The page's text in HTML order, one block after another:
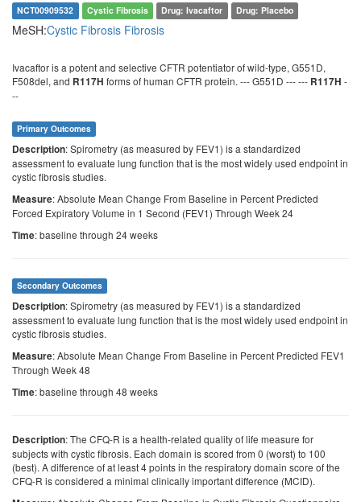
NCT00909532 Cystic Fibrosis Drug: Ivacaftor Drug: Placebo
MeSH:Cystic Fibrosis Fibrosis
Ivacaftor is a potent and selective CFTR potentiator of wild-type, G551D,
F508del, and R117H forms of human CFTR protein. --- G551D --- --- R117H -
--
Primary Outcomes
Description: Spirometry (as measured by FEV1) is a standardized
assessment to evaluate lung function that is the most widely used endpoint in
cystic fibrosis studies.
Measure: Absolute Mean Change From Baseline in Percent Predicted
Forced Expiratory Volume in 1 Second (FEV1) Through Week 24
Time: baseline through 24 weeks
Secondary Outcomes
Description: Spirometry (as measured by FEV1) is a standardized
assessment to evaluate lung function that is the most widely used endpoint in
cystic fibrosis studies.
Measure: Absolute Mean Change From Baseline in Percent Predicted FEV1
Through Week 48
Time: baseline through 48 weeks
Description: The CFQ-R is a health-related quality of life measure for
subjects with cystic fibrosis. Each domain is scored from 0 (worst) to 100
(best). A difference of at least 4 points in the respiratory domain score of the
CFQ-R is considered a minimal clinically important difference (MCID).